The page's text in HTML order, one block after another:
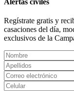
Regístrate gratis y
casaciones del día,
exclusivos de la